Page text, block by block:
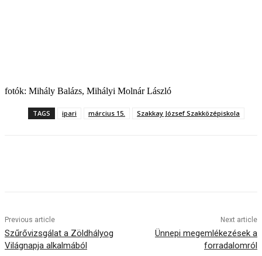
fotók: Mihály Balázs, Mihályi Molnár László
TAGS ipari március 15. Szakkay József Szakközépiskola
Previous article
Szűrővizsgálat a Zöldhályog
Világnapja alkalmából
Next article
Ünnepi megemlékezések a
forradalomról